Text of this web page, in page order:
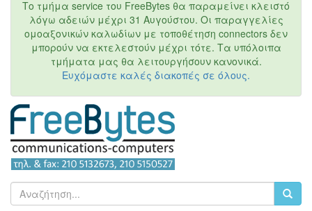
Το τμήμα service του FreeBytes θα παραμείνει κλειστό
λόγω αδειών μέχρι 31 Αυγούστου. Οι παραγγελίες
ομοαξονικών καλωδίων με τοποθέτηση connectors δεν
μπορούν να εκτελεστούν μέχρι τότε. Τα υπόλοιπα
τμήματα μας θα λειτουργήσουν κανονικά.
Ευχόμαστε καλές διακοπές σε όλους.